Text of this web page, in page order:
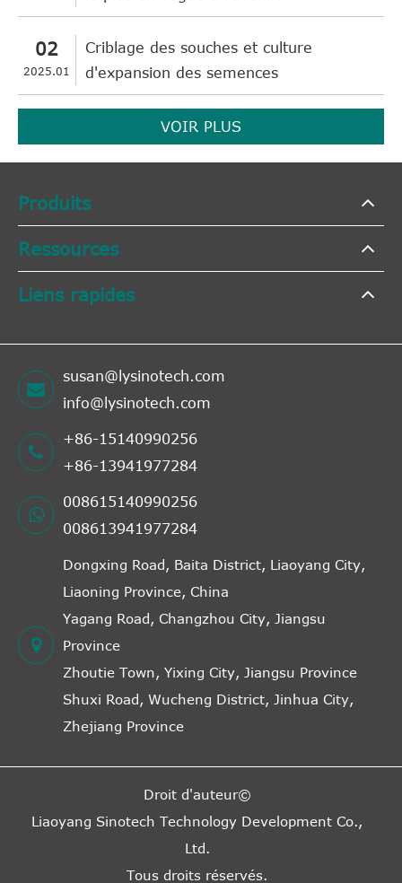
02
2025.01
Criblage des souches et culture
d'expansion des semences
VOIR PLUS
Produits
Ressources
Liens rapides
susan@lysinotech.com
info@lysinotech.com
+86-15140990256
+86-13941977284
008615140990256
008613941977284
Dongxing Road, Baita District, Liaoyang City,
Liaoning Province, China
Yagang Road, Changzhou City, Jiangsu
Province
Zhoutie Town, Yixing City, Jiangsu Province
Shuxi Road, Wucheng District, Jinhua City,
Zhejiang Province
Droit d'auteur©
Liaoyang Sinotech Technology Development Co.,
Ltd.
Tous droits réservés.